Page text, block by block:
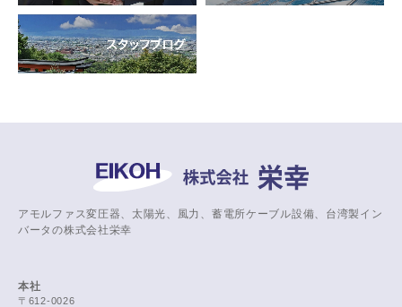
アモルファス変圧器、太陽光、風力、蓄電所ケーブル設備、台湾製イン
バータの株式会社栄幸
本社
〒612-0026